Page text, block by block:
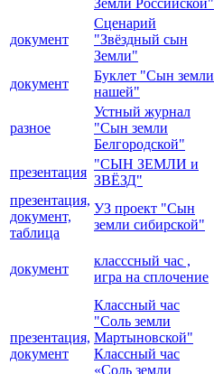
Земли Российской"
документ
Сценарий
"Звёздный сын
Земли"
документ
Буклет "Сын земли
нашей"
разное
Устный журнал
"Сын земли
Белгородской"
презентация
"СЫН ЗЕМЛИ и
ЗВЁЗД"
презентация,
документ,
таблица
УЗ проект "Сын
земли сибирской"
документ
класссный час ,
игра на сплочение
презентация,
документ
Классный час
"Соль земли
Мартыновской"
Классный час
«Соль земли